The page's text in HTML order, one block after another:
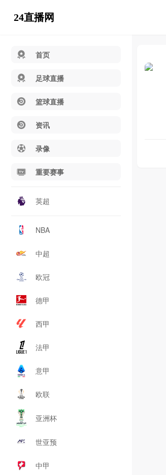
24直播网
首页
足球直播
篮球直播
资讯
录像
重要赛事
英超
NBA
中超
欧冠
德甲
西甲
法甲
意甲
欧联
亚洲杯
世亚预
中甲